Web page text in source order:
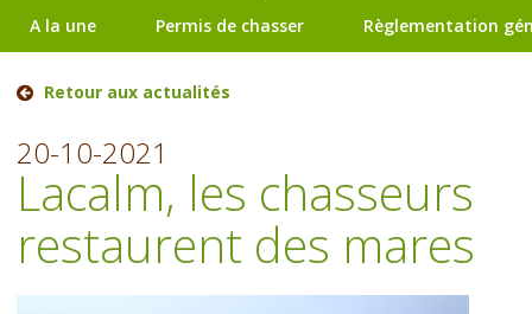
A la une Permis de chasser Règlementation
Retour aux actualités
20-10-2021
Lacalm, les chasseurs
restaurent des mares